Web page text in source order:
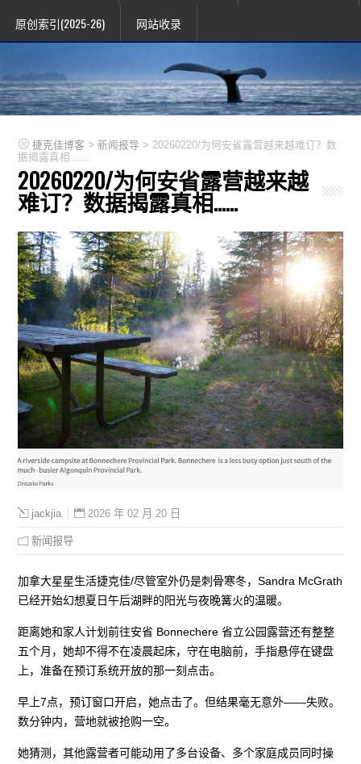
原创索引(2025-26) 网站收录
捷克佳博客 >新闻报导 > 20260220/为何安省露营越来越难订？数
据揭露真相……
20260220/为何安省露营越来越
难订？数据揭露真相……
jackjia 2026 年 02 月 20 日
新闻报导
加拿大星星生活捷克佳/尽管室外仍是刺骨寒冬，Sandra McGrath
已经开始幻想夏日午后湖畔的阳光与夜晚篝火的温暖。
距离她和家人计划前往安省 Bonnechere 省立公园露营还有整整
五个月，她却不得不在凌晨起床，守在电脑前，手指悬停在键盘
上，准备在预订系统开放的那一刻点击。
早上7点，预订窗口开启，她点击了。但结果毫无意外——失败。
数分钟内，营地就被抢购一空。
她猜测，其他露营者可能动用了多台设备、多个家庭成员同时操